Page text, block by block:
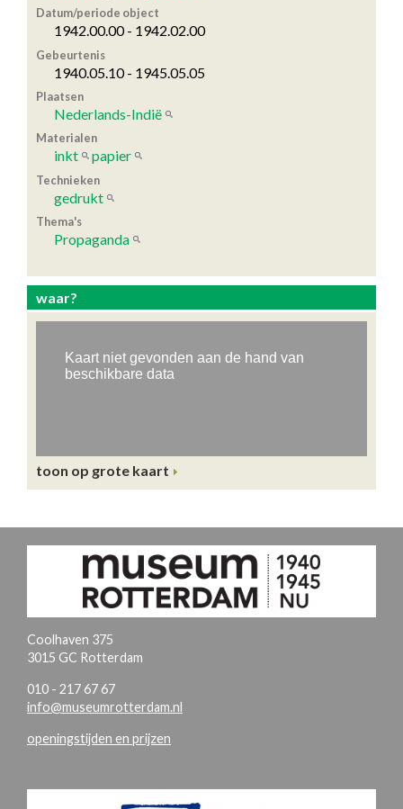
Datum/periode object
1942.00.00 - 1942.02.00
Gebeurtenis
1940.05.10 - 1945.05.05
Plaatsen
Nederlands-Indië
Materialen
inkt papier
Technieken
gedrukt
Thema's
Propaganda
waar?
toon op grote kaart
Coolhaven 375
3015 GC Rotterdam
010 - 217 67 67
info@museumrotterdam.nl
openingstijden en prijzen